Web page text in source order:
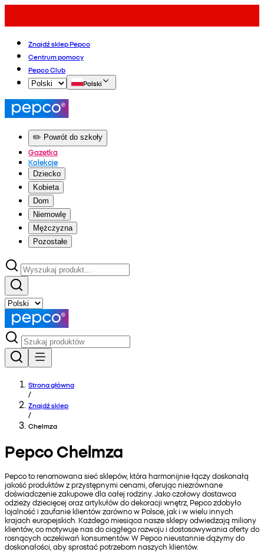
Znajdź sklep Pepco
Centrum pomocy
Pepco Club
Polski
✏️ Powrót do szkoły
Gazetka
Kolekcje
Dziecko
Kobieta
Dom
Niemowlę
Mężczyzna
Pozostałe
Strona główna
/
Znajdź sklep
/
Chelmza
Pepco Chelmza
Pepco to renomowana sieć sklepów, która harmonijnie łączy doskonałą
jakość produktów z przystępnymi cenami, oferując niezrównane
doświadczenie zakupowe dla całej rodziny. Jako czołowy dostawca
odzieży dziecięcej oraz artykułów do dekoracji wnętrz, Pepco zdobyło
lojalność i zaufanie klientów zarówno w Polsce, jak i w wielu innych
krajach europejskich. Każdego miesiąca nasze sklepy odwiedzają miliony
klientów, co motywuje nas do ciągłego rozwoju i dostosowywania oferty do
rosnących oczekiwań konsumentów. W Pepco nieustannie dążymy do
doskonałości, aby sprostać potrzebom naszych klientów.